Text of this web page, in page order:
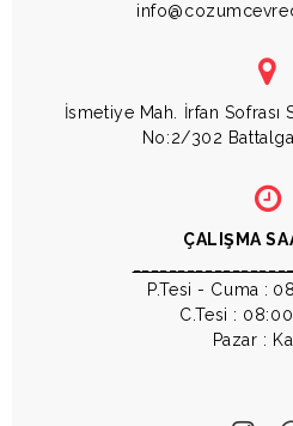
İsmetiye Mah. İrfan Sofrası
No:2/302
ÇALIŞMA
P.Tesi - Cuma :
C.Tesi :
Pazar :